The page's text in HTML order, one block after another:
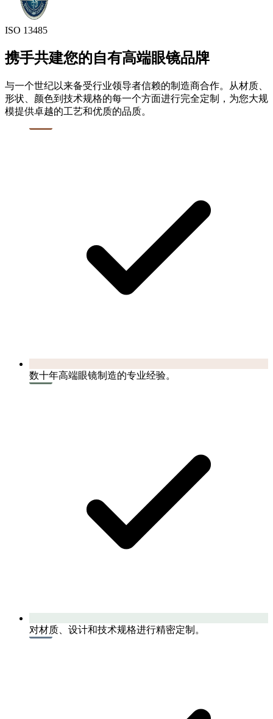
ISO 13485
携手共建您的自有高端眼镜品牌
与一个世纪以来备受行业领导者信赖的制造商合作。从材质、
形状、颜色到技术规格的每一个方面进行完全定制，为您大规
模提供卓越的工艺和优质的品质。
数十年高端眼镜制造的专业经验。
对材质、设计和技术规格进行精密定制。